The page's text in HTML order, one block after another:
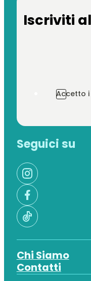
Iscriviti
Accetto i
Seguici su
Chi Siamo
Contatti